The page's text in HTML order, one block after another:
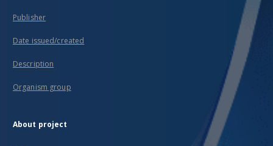
Publisher
Date issued/created
Description
Organism group
About project